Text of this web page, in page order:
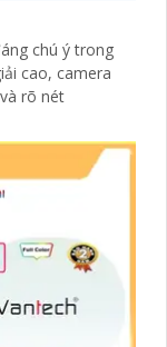
chú ý trong
rõ nét